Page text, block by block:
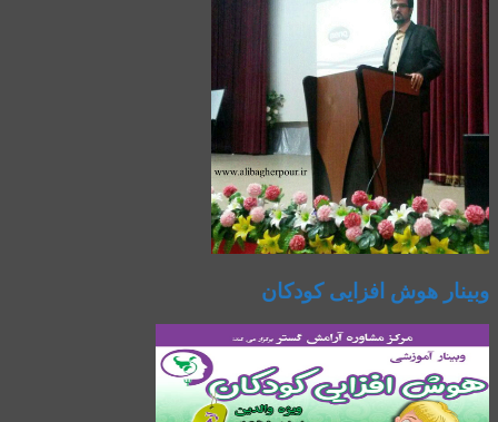
وبینار هوش افزایی کودکان